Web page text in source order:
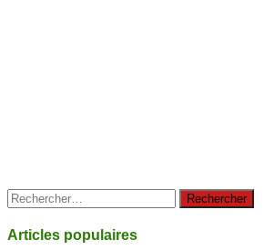
Rechercher :
Articles populaires